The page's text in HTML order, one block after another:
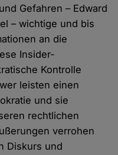
Gefahren – Edward
– wichtige und bis
an die
Insider-
Kontrolle
leisten einen
und sie
rechtlichen
verrohen
Diskurs und